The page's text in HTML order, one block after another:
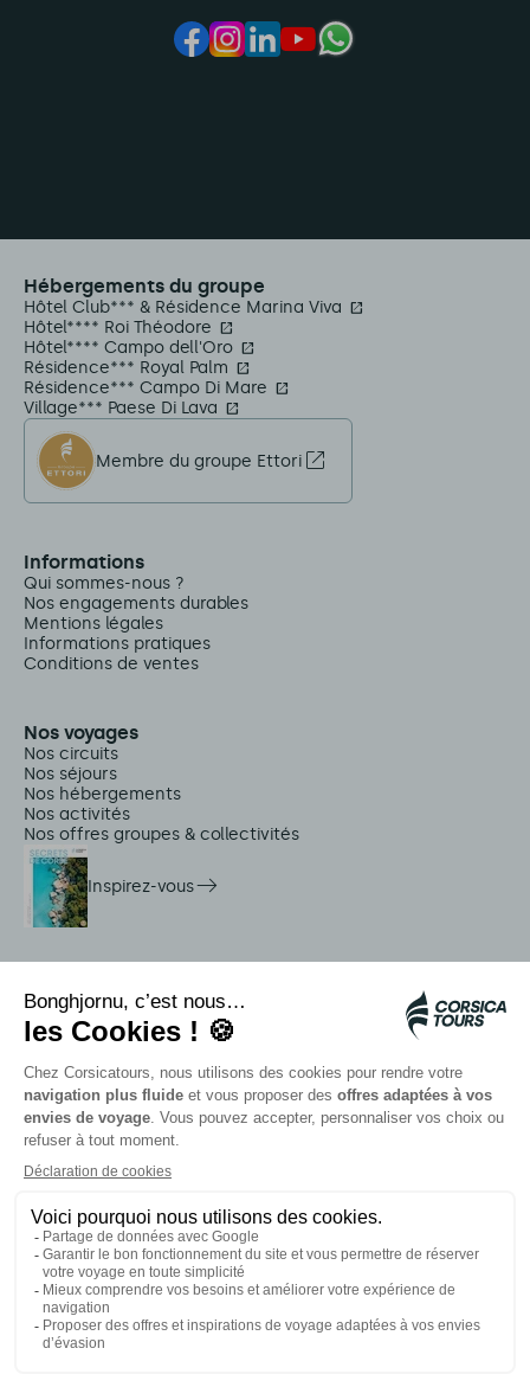
Carte
Hébergements du groupe
Hôtel Club*** & Résidence Marina Viva
Hôtel**** Roi Théodore
Hôtel**** Campo dell'Oro
Résidence*** Royal Palm
Résidence*** Campo Di Mare
Village*** Paese Di Lava
Membre du groupe Ettori
Informations
Qui sommes-nous ?
Nos engagements durables
Mentions légales
Informations pratiques
Conditions de ventes
Nos voyages
Nos circuits
Nos séjours
Nos hébergements
Nos activités
Nos offres groupes & collectivités
Inspirez-vous
Navettes Citadina
Alerte méduse
Autocars rapides bleus
Contactez nos conseillers
Nos partenaires